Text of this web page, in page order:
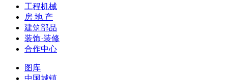
工程机械
房 地 产
建筑部品
装饰·装修
合作中心
图库
中国城镇